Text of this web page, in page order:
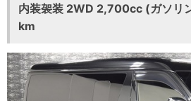
内装袈装 2WD 2,700cc (ガソリ
km